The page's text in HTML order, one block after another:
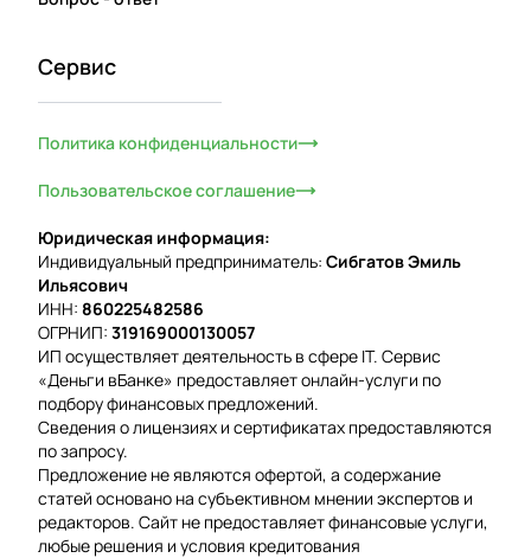
Сервис
Политика конфиденциальности
Пользовательское соглашение
Юридическая информация:
Индивидуальный предприниматель: Сибгатов Эмиль
Ильясович
ИНН: 860225482586
ОГРНИП: 319169000130057
ИП осуществляет деятельность в сфере IT. Сервис
«Деньги вБанке» предоставляет онлайн-услуги по
подбору финансовых предложений.
Сведения о лицензиях и сертификатах предоставляются
по запросу.
Предложение не являются офертой, а содержание
статей основано на субъективном мнении экспертов и
редакторов. Сайт не предоставляет финансовые услуги,
любые решения и условия кредитования